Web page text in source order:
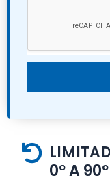
0º A 90º